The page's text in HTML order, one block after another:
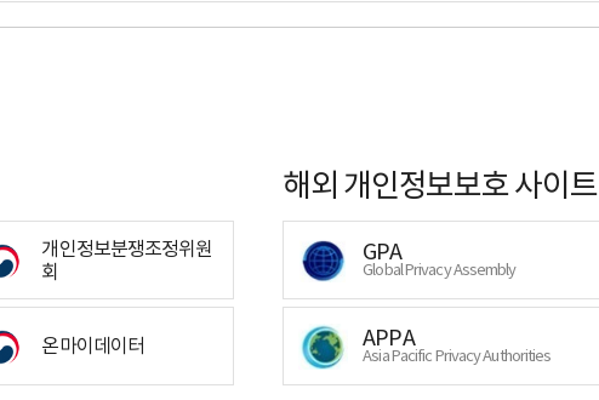
개인정보분쟁조정위원
회
온마이데이터
해외 개인정보보호 사이트
GPA
Global Privacy Assembly
APPA
Asia Pacific Privacy Authorities